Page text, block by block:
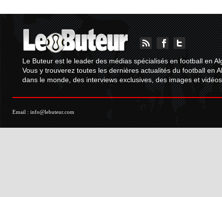
Le Buteur est le leader des médias spécialisés en football en
Vous y trouverez toutes les dernières actualités du football en
dans le monde, des interviews exclusives, des images et
Email : info@lebuteur.com